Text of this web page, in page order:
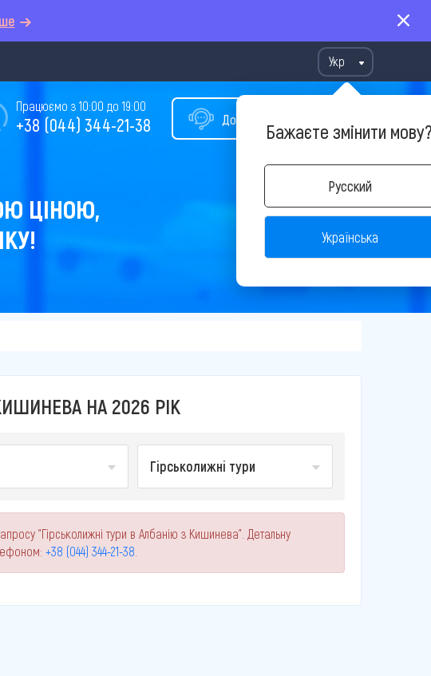
Укр
Бажаєте змінити
Русский
Українська
Допомога у виборі туру
Працюємо з 10:00 до 19:00
+38 (044) 344-21-38
ЦІНОЮ,
НА 2026 РІК
Гірськолижні тури
"Гірськолижні тури в Албанію з Кишинева". Детальну
+38 (044) 344-21-38